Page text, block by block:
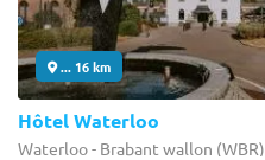
... 16 km
Hôtel Waterloo
Waterloo - Brabant wallon (WBR)